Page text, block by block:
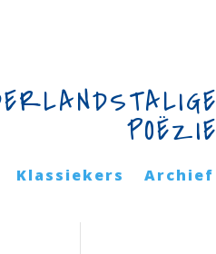
POËZIE
Klassiekers Archief